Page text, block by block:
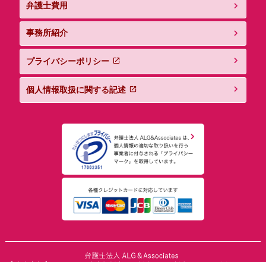
弁護士費用
事務所紹介
プライバシーポリシー
個人情報取扱に関する記述